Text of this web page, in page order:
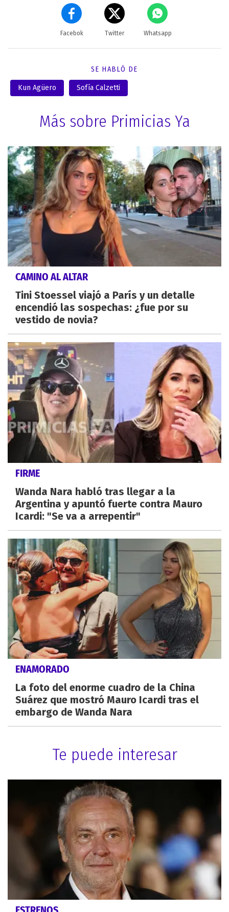
Facebok Twitter Whatsapp
SE HABLÓ DE
Kun Agüero Sofía Calzetti
Más sobre Primicias Ya
CAMINO AL ALTAR
Tini Stoessel viajó a París y un detalle
encendió las sospechas: ¿fue por su
vestido de novia?
FIRME
Wanda Nara habló tras llegar a la
Argentina y apuntó fuerte contra Mauro
Icardi: "Se va a arrepentir"
ENAMORADO
La foto del enorme cuadro de la China
Suárez que mostró Mauro Icardi tras el
embargo de Wanda Nara
Te puede interesar